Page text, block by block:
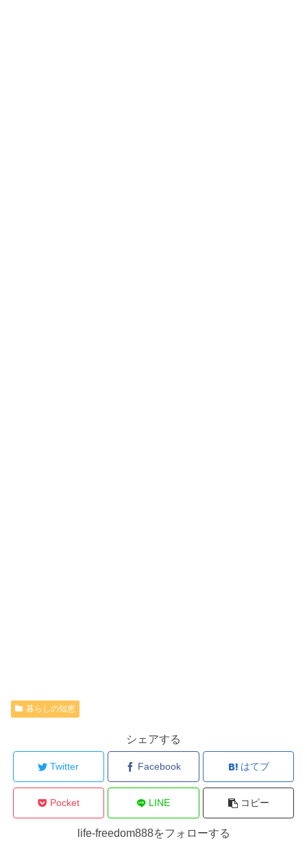
暮らしの知恵
シェアする
Twitter Facebook はてブ
Pocket LINE コピー
life-freedom888をフォローする